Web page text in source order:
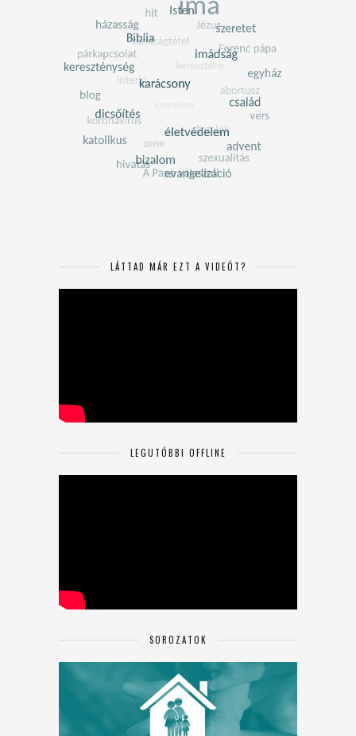
LÁTTAD MÁR EZT A VIDEÓT?
LEGUTÓBBI OFFLINE
SOROZATOK